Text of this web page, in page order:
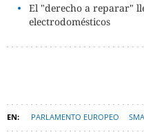
El "derecho a reparar"
electrodomésticos
PARLAMENTO EUROPEO